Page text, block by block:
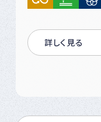
詳しく見る